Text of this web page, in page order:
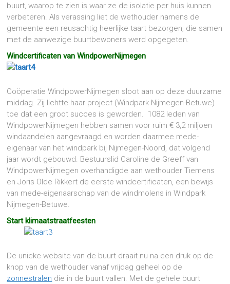
buurt, waarop te zien is waar ze de isolatie per huis kunnen
verbeteren. Als verassing liet de wethouder namens de
gemeente een reusachtig heerlijke taart bezorgen, die samen
met de aanwezige buurtbewoners werd opgegeten.
Windcertificaten van WindpowerNijmegen
Coöperatie WindpowerNijmegen sloot aan op deze duurzame
middag. Zij lichtte haar project (Windpark Nijmegen-Betuwe)
toe dat een groot succes is geworden. 1082 leden van
WindpowerNijmegen hebben samen voor ruim € 3,2 miljoen
windaandelen aangevraagd en worden daarmee mede-
eigenaar van het windpark bij Nijmegen-Noord, dat volgend
jaar wordt gebouwd. Bestuurslid Caroline de Greeff van
WindpowerNijmegen overhandigde aan wethouder Tiemens
en Joris Olde Rikkert de eerste windcertificaten, een bewijs
van mede-eigenaarschap van de windmolens in Windpark
Nijmegen-Betuwe.
Start klimaatstraatfeesten
De unieke website van de buurt draait nu na een druk op de
knop van de wethouder vanaf vrijdag geheel op de
zonnestralen die in de buurt vallen. Met de gehele buurt